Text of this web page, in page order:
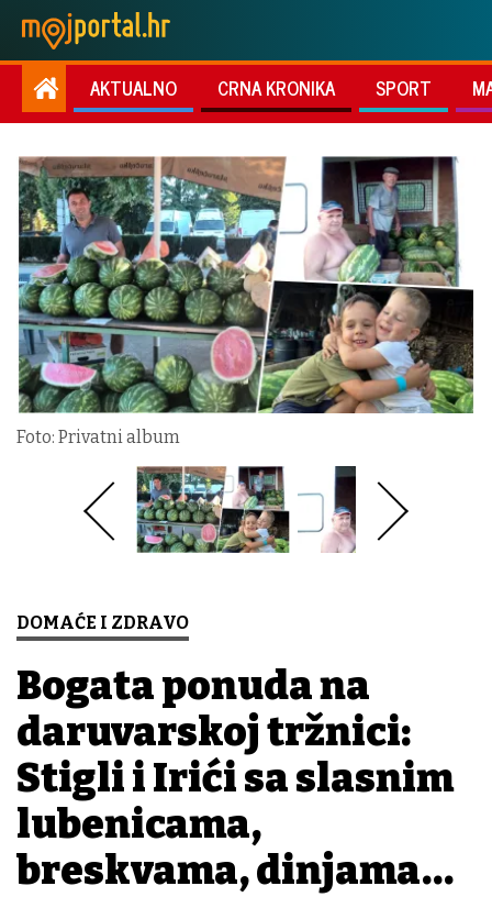
AKTUALNO CRNA KRONIKA SPORT
Foto: Privatni album
DOMAĆE I ZDRAVO
Bogata ponuda na
daruvarskoj tržnici:
Stigli i Irići sa slasnim
lubenicama,
breskvama, dinjama…